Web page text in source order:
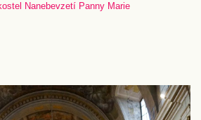
Nanebevzetí Panny Marie